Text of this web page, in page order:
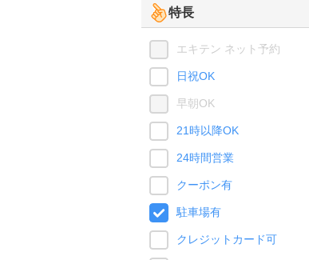
特長
エキテン ネット予約
日祝OK
早朝OK
21時以降OK
24時間営業
クーポン有
駐車場有
クレジットカード可